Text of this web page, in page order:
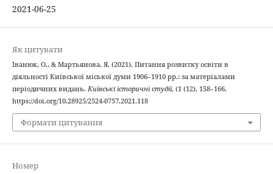
2021-06-25
Як цитувати
Іванюк, О., & Мартьянова, Я. (2021). Питання розвитку освіти в
діяльності Київської міської думи 1906–1910 рр.: за матеріалами
періодичних видань. Київські історичні студії, (1 (12), 158–166.
https://doi.org/10.28925/2524-0757.2021.118
Формати цитування
Номер